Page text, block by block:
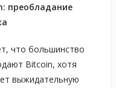
преобладание
что большинство
Bitcoin, хотя
выжидательную